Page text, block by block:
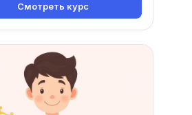
Смотреть курс